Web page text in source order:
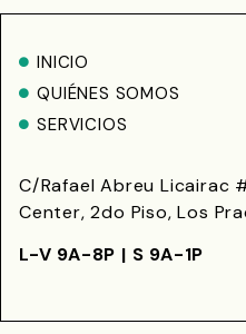
INICIO
QUIÉNES SOMOS
SERVICIOS
C/Rafael Abreu Licairac
Center, 2do Piso, Los
L-V 9A-8P | S 9A-1P